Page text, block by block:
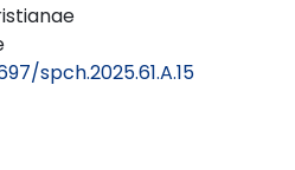
spch.2025.61.A.15